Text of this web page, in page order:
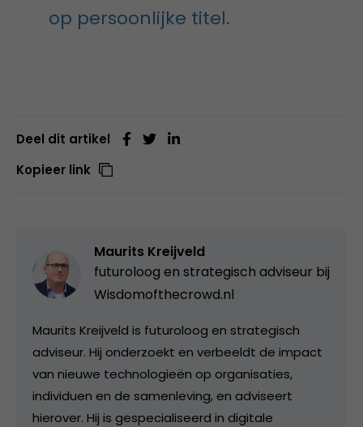
op persoonlijke titel.
Deel dit artikel
Kopieer link
Maurits Kreijveld
futuroloog en strategisch adviseur bij
Wisdomofthecrowd.nl
Maurits Kreijveld is futuroloog en strategisch
adviseur. Hij onderzoekt en verbeeldt de impact
van nieuwe technologieën op organisaties,
individuen en de samenleving, en adviseert
hierover. Hij is gespecialiseerd in digitale